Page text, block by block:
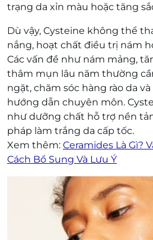
trạng da xỉn màu hoặc tăng
Dù vậy, Cysteine không thể
nắng, hoạt chất điều trị nám
Các vấn đề như nám mảng,
thâm mụn lâu năm thường
ngặt, chăm sóc hàng rào da
hướng dẫn chuyên môn.
như dưỡng chất hỗ trợ nền
pháp làm trắng da cấp tốc.
Xem thêm: Ceramides Là Gì?
Cách Bổ Sung Và Lưu Ý